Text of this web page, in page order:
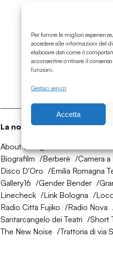
Per fornire le migliori
accedere alle informazioni del
elaborare dati come il
acconsentire o ritirare il
funzioni.
Gestisci servizi
Accetta
La nostra rete di amici
About Bologna
Biografilm
Berberè Camera a
Disco D'Oro
Emilia Romagna
Gallery16
Gender Bender
Linecheck
Link Bologna
Radio Città Fujiko
Radio Nova
Santarcangelo dei Teatri
Short
The New Noise
Trattoria di via